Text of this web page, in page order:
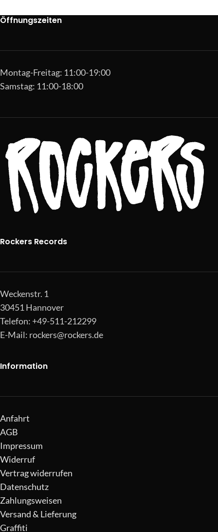
Öffnungszeiten
Montag-Freitag: 11:00-19:00
Samstag: 11:00-18:00
Rockers Records
Weckenstr. 1
30451 Hannover
Telefon: +49-511-212299
E-Mail: rockers@rockers.de
Information
Anfahrt
AGB
Impressum
Widerruf
Vertrag widerrufen
Datenschutz
Zahlungsweisen
Versand & Lieferung
Graffiti